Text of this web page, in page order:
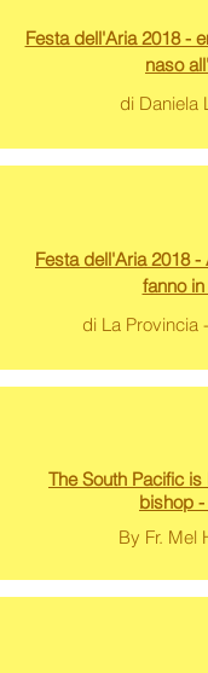
Festa dell'Aria 2018 -
naso
di Daniela
Festa dell'Aria 2018
fanno
di La Provincia
The South Pacific
bishop -
By Fr. Mel